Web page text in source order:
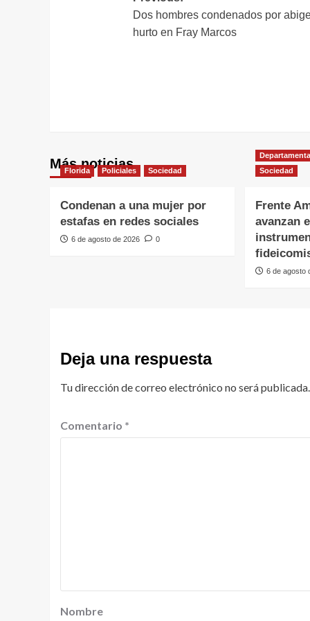
de
entradas
Dos hombres condenados por
hurto en Fray Marcos
Más noticias
Florida Policiales Sociedad
Condenan a una mujer por
estafas en redes sociales
6 de agosto de 2026 0
Sociedad
Frente
avanzan
6 de agosto
Deja una respuesta
Tu dirección de correo electrónico no será publicada.
Comentario *
Nombre